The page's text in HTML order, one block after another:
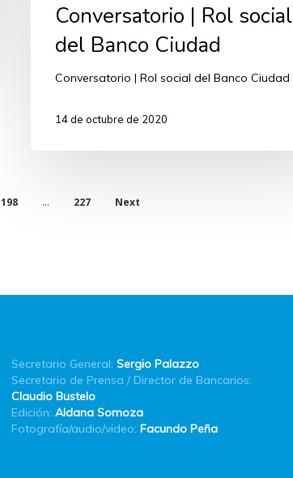
Conversatorio | Rol social
del Banco Ciudad
Conversatorio | Rol social del Banco Ciudad
14 de octubre de 2020
198 … 227 Next
Secretario General: Sergio Palazzo
Secretario de Prensa / Director de Bancarios:
Claudio Bustelo
Edición: Aldana Somoza
Fotografía/audio/video: Facundo Peña